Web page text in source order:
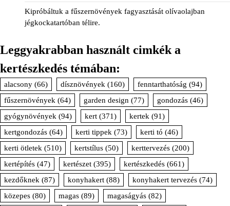
Kipróbáltuk a fűszernövények fagyasztását olívaolajban
jégkockatartóban télire.
Leggyakrabban használt cimkék a
kertészkedés témában:
alacsony (66) dísznövények (160) fenntarthatóság (94)
fűszernövények (64) garden design (77) gondozás (46)
gyógynövények (94) kert (371) kertek (91)
kertgondozás (64) kerti tippek (73) kerti tó (46)
kerti ötletek (510) kertstílus (50) kerttervezés (200)
kertépítés (47) kertészet (395) kertészkedés (661)
kezdőknek (87) konyhakert (88) konyhakert tervezés (74)
közepes (80) magas (89) magaságyás (82)